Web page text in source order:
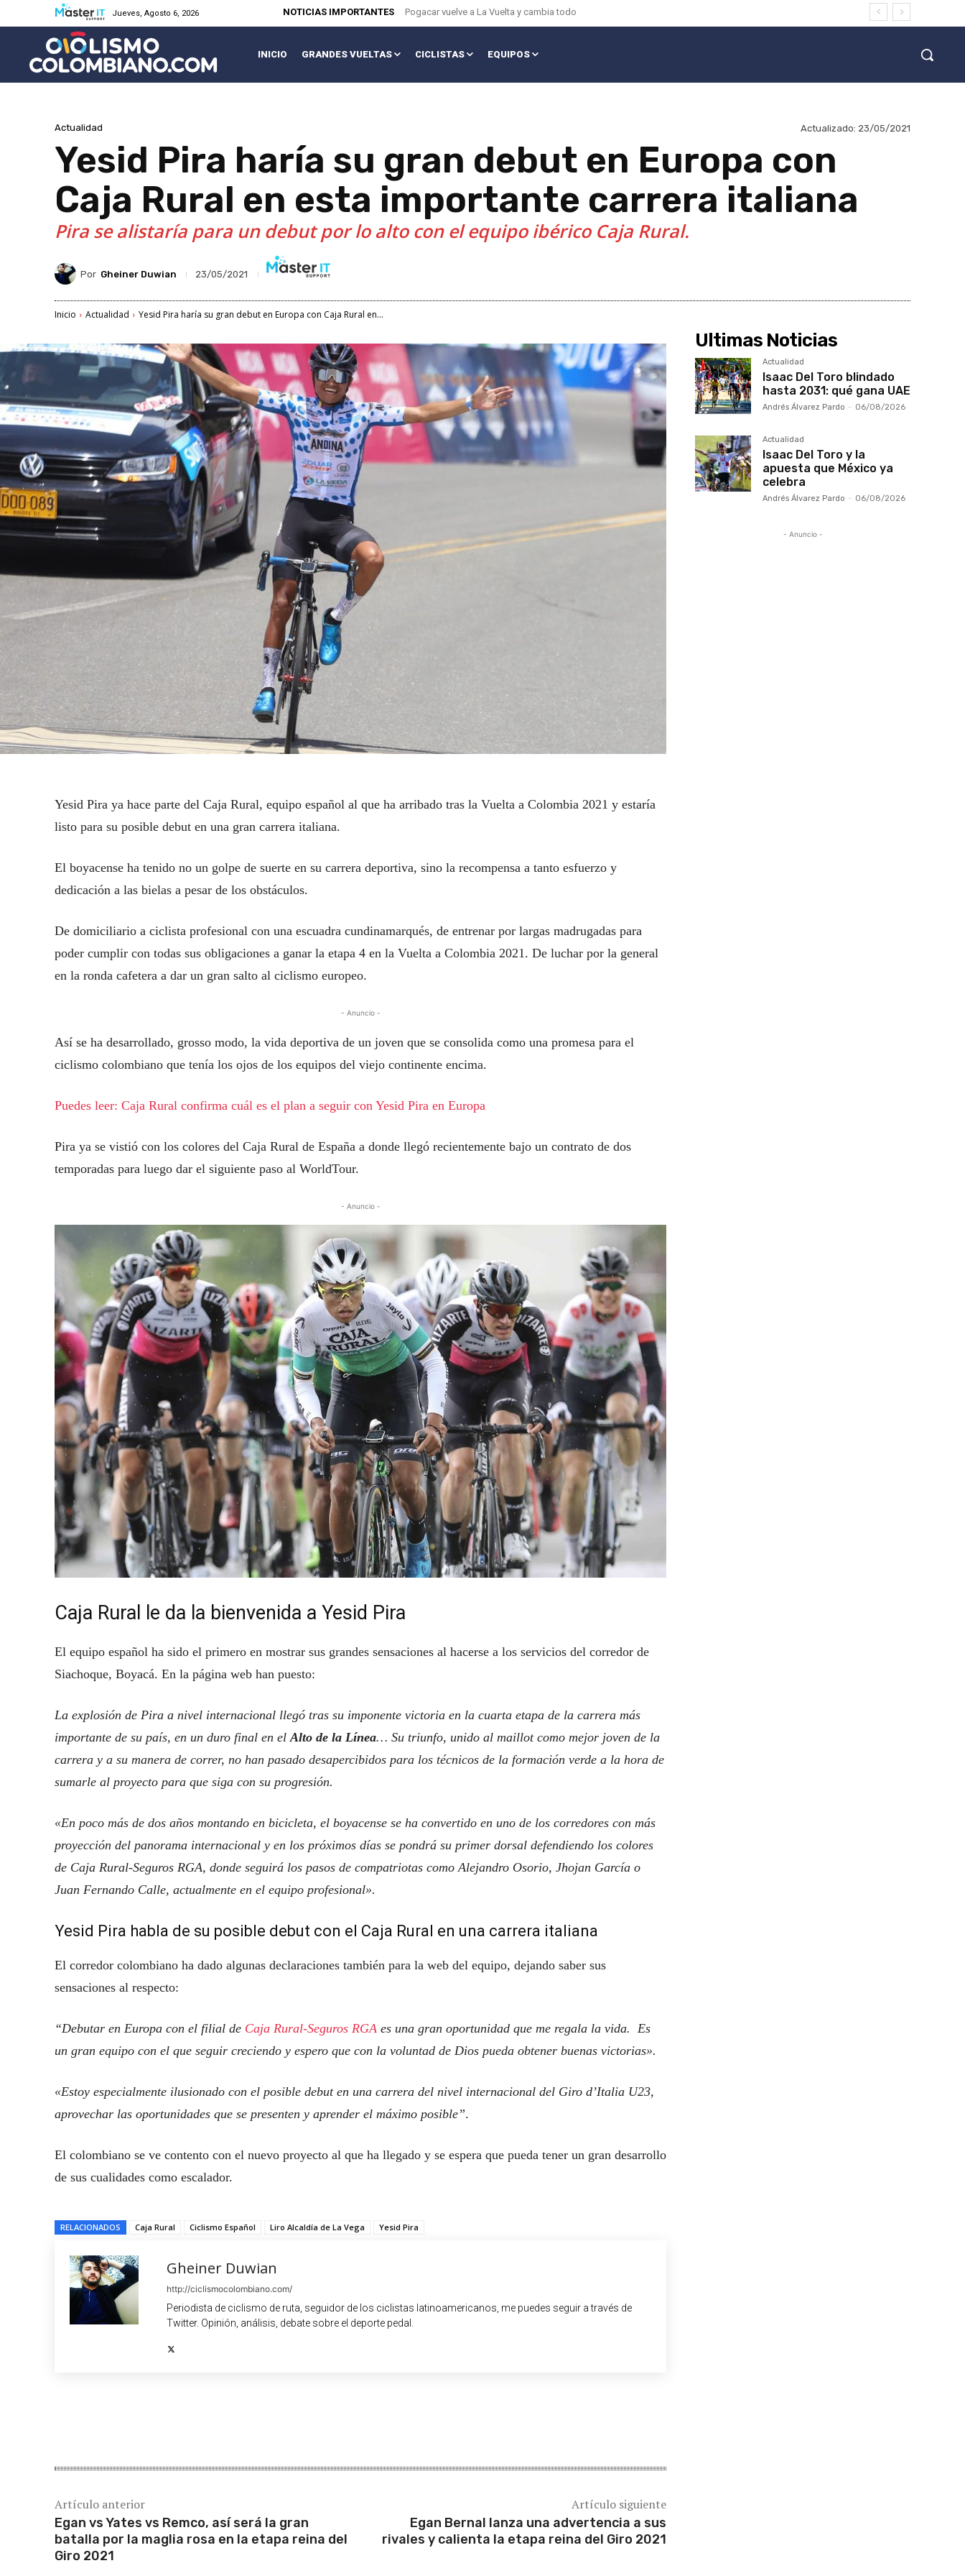
Jueves, Agosto 6, 2026 NOTICIAS IMPORTANTES Pogacar vuelve a La Vuelta y cambia todo
INICIO GRANDES VUELTAS CICLISTAS EQUIPOS
Actualidad Actualizado: 23/05/2021
Yesid Pira haría su gran debut en Europa con
Caja Rural en esta importante carrera italiana
Pira se alistaría para un debut por lo alto con el equipo ibérico Caja Rural.
Por Gheiner Duwian 23/05/2021
Inicio Actualidad Yesid Pira haría su gran debut en Europa con Caja Rural en...
Yesid Pira ya hace parte del Caja Rural, equipo español al que ha arribado tras la Vuelta a Colombia 2021 y estaría
listo para su posible debut en una gran carrera italiana.
El boyacense ha tenido no un golpe de suerte en su carrera deportiva, sino la recompensa a tanto esfuerzo y
dedicación a las bielas a pesar de los obstáculos.
De domiciliario a ciclista profesional con una escuadra cundinamarqués, de entrenar por largas madrugadas para
poder cumplir con todas sus obligaciones a ganar la etapa 4 en la Vuelta a Colombia 2021. De luchar por la general
en la ronda cafetera a dar un gran salto al ciclismo europeo.
- Anuncio -
Así se ha desarrollado, grosso modo, la vida deportiva de un joven que se consolida como una promesa para el
ciclismo colombiano que tenía los ojos de los equipos del viejo continente encima.
Puedes leer: Caja Rural confirma cuál es el plan a seguir con Yesid Pira en Europa
Pira ya se vistió con los colores del Caja Rural de España a donde llegó recientemente bajo un contrato de dos
temporadas para luego dar el siguiente paso al WorldTour.
- Anuncio -
Caja Rural le da la bienvenida a Yesid Pira
El equipo español ha sido el primero en mostrar sus grandes sensaciones al hacerse a los servicios del corredor de
Siachoque, Boyacá. En la página web han puesto:
La explosión de Pira a nivel internacional llegó tras su imponente victoria en la cuarta etapa de la carrera más
importante de su país, en un duro final en elAlto de la Línea… Su triunfo, unido al maillot como mejor joven de la
carrera y a su manera de correr, no han pasado desapercibidos para los técnicos de la formación verde a la hora de
sumarle al proyecto para que siga con su progresión.
«En poco más de dos años montando en bicicleta, el boyacense se ha convertido en uno de los corredores con más
proyección del panorama internacional y en los próximos días se pondrá su primer dorsal defendiendo los colores
de Caja Rural-Seguros RGA, donde seguirá los pasos de compatriotas como Alejandro Osorio, Jhojan García o
Juan Fernando Calle, actualmente en el equipo profesional».
Yesid Pira habla de su posible debut con el Caja Rural en una carrera italiana
El corredor colombiano ha dado algunas declaraciones también para la web del equipo, dejando saber sus
sensaciones al respecto:
“Debutar en Europa con el filial de Caja Rural-Seguros RGA es una gran oportunidad que me regala la vida. Es
un gran equipo con el que seguir creciendo y espero que con la voluntad de Dios pueda obtener buenas victorias».
«Estoy especialmente ilusionado con el posible debut en una carrera del nivel internacional del Giro d’Italia U23,
aprovechar las oportunidades que se presenten y aprender el máximo posible”.
El colombiano se ve contento con el nuevo proyecto al que ha llegado y se espera que pueda tener un gran desarrollo
de sus cualidades como escalador.
RELACIONADOS Caja Rural Ciclismo Español Liro Alcaldía de La Vega Yesid Pira
Gheiner Duwian
http://ciclismocolombiano.com/
Periodista de ciclismo de ruta, seguidor de los ciclistas latinoamericanos, me puedes seguir a través de
Twitter. Opinión, análisis, debate sobre el deporte pedal.
Artículo anterior
Egan vs Yates vs Remco, así será la gran
batalla por la maglia rosa en la etapa reina del
Giro 2021
Artículo siguiente
Egan Bernal lanza una advertencia a sus
rivales y calienta la etapa reina del Giro 2021
Ultimas Noticias
Actualidad
Isaac Del Toro blindado
hasta 2031: qué gana UAE
Andrés Álvarez Pardo - 06/08/2026
Actualidad
Isaac Del Toro y la
apuesta que México ya
celebra
Andrés Álvarez Pardo - 06/08/2026
- Anuncio -